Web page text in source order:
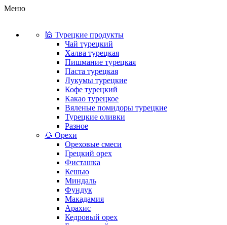
Меню
🕌 Турецкие продукты
Чай турецкий
Халва турецкая
Пишмание турецкая
Паста турецкая
Лукумы турецкие
Кофе турецкий
Какао турецкое
Вяленые помидоры турецкие
Турецкие оливки
Разное
🌰 Орехи
Ореховые смеси
Грецкий орех
Фисташка
Кешью
Миндаль
Фундук
Макадамия
Арахис
Кедровый орех